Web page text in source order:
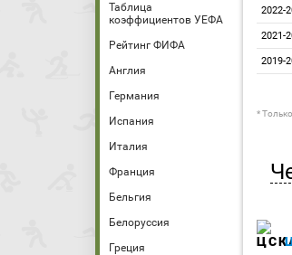
Таблица
коэффициентов УЕФА
Рейтинг ФИФА
Англия
Германия
Испания
Италия
Франция
Бельгия
Белоруссия
Греция
2022-
2021-
2019-
*